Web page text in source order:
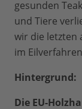
gesunden
und Tiere
wir die letzten
im
Hintergrund:
Die EU-